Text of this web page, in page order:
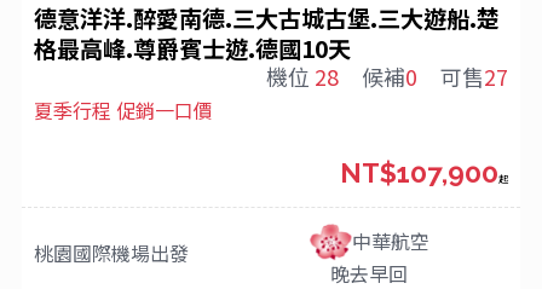
德意洋洋.醉愛南德.三大古城古堡.三大遊船.楚
格最高峰.尊爵賓士遊.德國10天
機位 28 候補0 可售27
夏季行程 促銷一口價
桃園國際機場出發
中華航空
晚去早回
NT$107,900起